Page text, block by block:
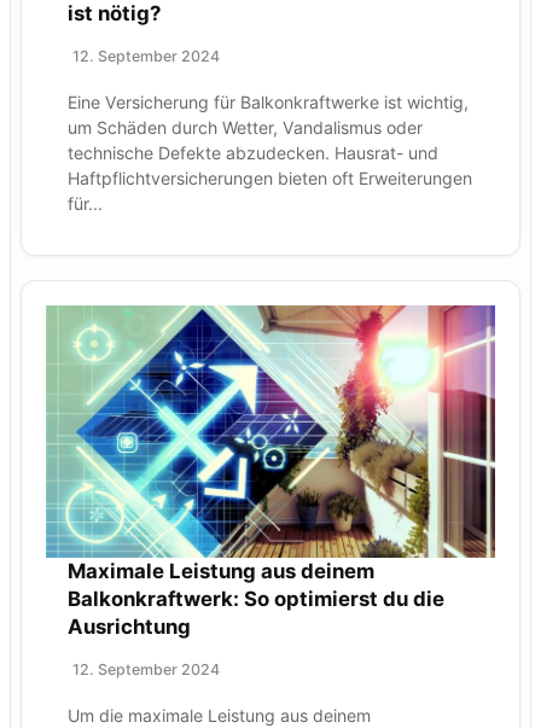
ist nötig?
12. September 2024
Eine Versicherung für Balkonkraftwerke ist wichtig,
um Schäden durch Wetter, Vandalismus oder
technische Defekte abzudecken. Hausrat- und
Haftpflichtversicherungen bieten oft Erweiterungen
für...
Maximale Leistung aus deinem
Balkonkraftwerk: So optimierst du die
Ausrichtung
12. September 2024
Um die maximale Leistung aus deinem